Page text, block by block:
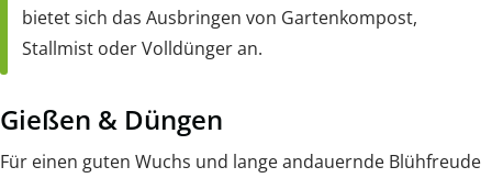
bietet sich das Ausbringen von Gartenkompost,
Stallmist oder Volldünger an.
Gießen & Düngen
Für einen guten Wuchs und lange andauernde Blühfreude